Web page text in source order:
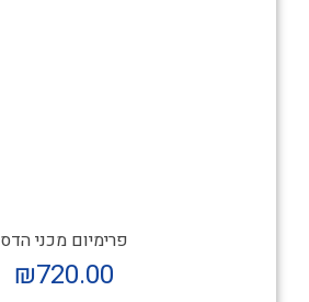
פרימיום מכני הדס
₪720.00